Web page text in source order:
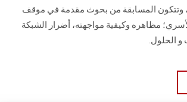
الفنجري للعام 2023، وتتكون المسابقة من بحوث مقدمة في موقف
مظاهره وكيفية مواجهته، أضرار الشبكة
و الحلول.